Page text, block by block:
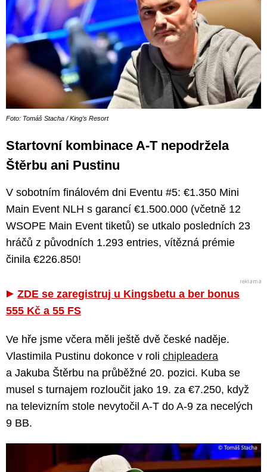
Foto: Tomáš Stacha / King’s Resort
Startovní kombinace A-T nepodržela
Štěrbu ani Pustinu
V sobotním finálovém dni Eventu #5: €1.350 Mini
Main Event NLH s garancí €1.500.000 (včetně 12
WSOPE Main Event tiketů) se utkalo posledních 23
hráčů z původních 1.293 entries, vítězná prémie
činila €226.850!
ZDE se zaregistruj u Kingsbetu a ber bonus
555 Kč a 55 FS
Ve hře jsme včera měli ještě dvě české naděje.
Vlastimila Pustinu dokonce v roli chipleadera
a Jakuba Štěrbu na průběžné 20. pozici. Kuba se
musel s turnajem rozloučit jako 19. za €7.250, když
na televizním stole nevytočil A-T do A-9 za necelých
9 BB.